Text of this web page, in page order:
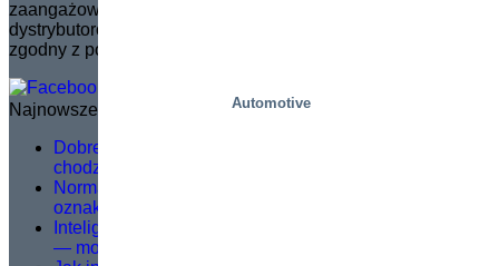
Automotive
zaangażowana w zarządzanie i szkolenie sieci
dystrybutorów, zapewniając, że rozwój produktów jest
zgodny z potrzebami rynku.
Najnowsze wiadomości
Dobre szkolenie serwisowe nie polega na teorii –
chodzi o to, co dzieje się w terenie
Norma EN 1570-1:2024 staje się obowiązkowa dla
oznakowania CE – co należy wiedzieć
Inteligentniejsze podnoszenie, bezpieczniejsza praca
— modernizacja logistyki w Dagab